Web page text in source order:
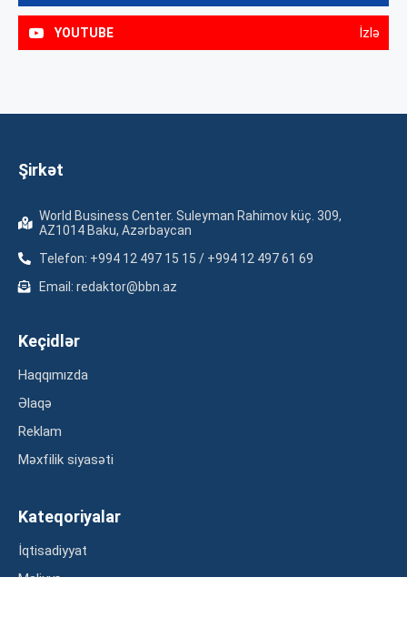
YOUTUBE İzlə
Şirkət
World Business Center. Suleyman Rahimov küç. 309,
AZ1014 Baku, Azərbaycan
Telefon: +994 12 497 15 15 / +994 12 497 61 69
Email: redaktor@bbn.az
Keçidlər
Haqqımızda
Əlaqə
Reklam
Məxfilik siyasəti
Kateqoriyalar
İqtisadiyyat
Maliyyə